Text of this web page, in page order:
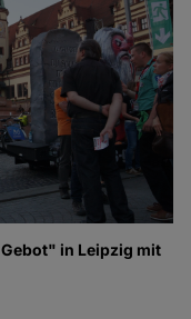
in Leipzig mit